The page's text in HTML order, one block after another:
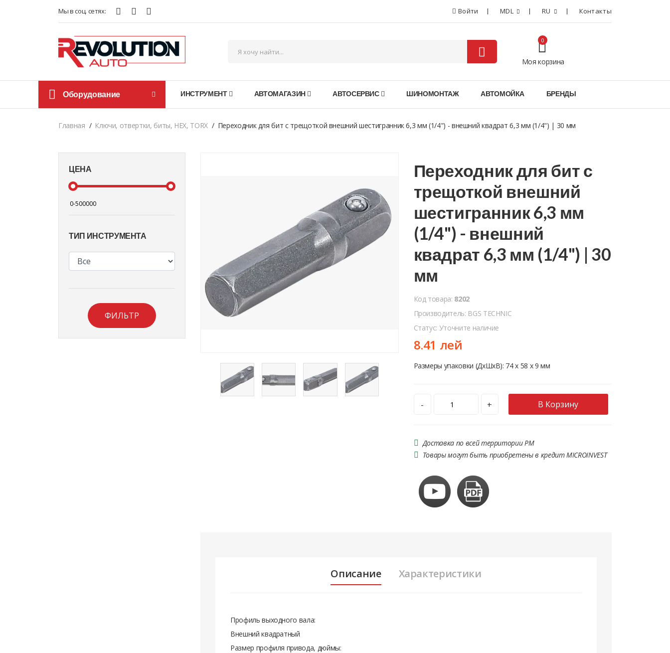
Мы в соц. сетях: Войти MDL RU Контакты
Моя корзина
0
Оборудование ИНСТРУМЕНТ АВТОМАГАЗИН АВТОСЕРВИС ШИНОМОНТАЖ АВТОМОЙКА БРЕНДЫ
Главная Ключи, отвертки, биты, HEX, TORX Переходник для бит с трещоткой внешний шестигранник 6,3 мм (1/4") - внешний квадрат 6,3 мм (1/4") | 30 мм
ЦЕНА
ТИП ИНСТРУМЕНТА
ФИЛЬТР
Переходник для бит с
трещоткой внешний
шестигранник 6,3 мм
(1/4") - внешний
квадрат 6,3 мм (1/4") | 30
мм
Код товара: 8202
Производитель: BGS TECHNIC
Статус: Уточните наличие
8.41 лей
Размеры упаковки (ДхШхВ): 74 x 58 x 9 мм
- + В Корзину
Доставка по всей территории РМ
Товары могут быть приобретены в кредит MICROINVEST
Описание Характеристики
Профиль выходного вала:
Внешний квадратный
Размер профиля привода, дюймы: